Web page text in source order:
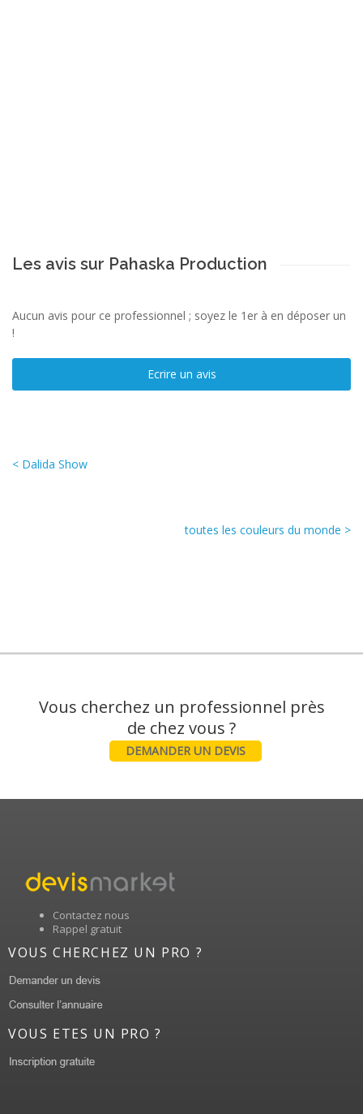
Les avis sur Pahaska Production
Aucun avis pour ce professionnel ; soyez le 1er à en déposer un
!
Ecrire un avis
< Dalida Show
toutes les couleurs du monde >
Vous cherchez un professionnel près
DEMANDER UN DEVIS
Contactez nous
Rappel gratuit
VOUS CHERCHEZ UN PRO ?
VOUS ETES UN PRO ?